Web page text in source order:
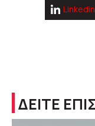
Linkedin
ΔΕΙΤΕ